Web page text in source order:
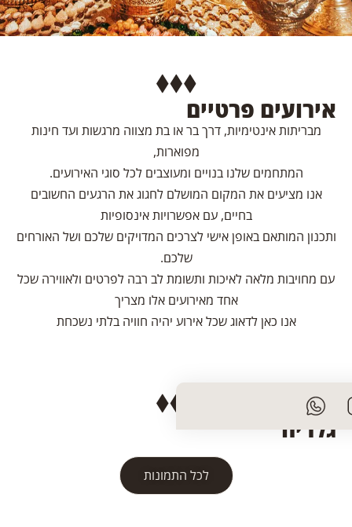
אירועים פרטיים
מבריתות אינטימיות, דרך בר או בת מצווה מרגשות ועד חינות
מפוארות,
המתחמים שלנו בנויים ומעוצבים לכל סוגי האירועים.
אנו מציעים את המקום המושלם לחגוג את הרגעים החשובים
בחיים, עם אפשרויות אינסופיות
ותכנון המותאם באופן אישי לצרכים המדויקים שלכם ושל האורחים
שלכם.
עם מחויבות מלאה לאיכות ותשומת לב רבה לפרטים ולאווירה שכל
אחד מאירועים אלו מצריך
אנו כאן לדאוג שכל אירוע יהיה חוויה בלתי נשכחת
גלריה
לכל התמונות